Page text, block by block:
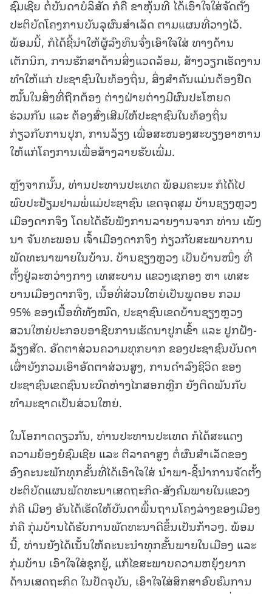
ຊົມເຊີຍ ຕໍ່ບັນດາບໍລິສັດ ກໍຄື ຂາຫຸ້ນທີ່ ໄດ້ເອົາໃຈໃສ່ຈັດຕັ້ງ
ປະຕິບັດໂຄງການບັນລຸຜົນສໍາເລັດ ຕາມແຜນທີ່ວາງໄວ້.
ພ້ອມນີ້, ກໍໄດ້ຊີ້ນໍາໃຫ້ຜູ້ລົງທຶນຈົ່ງເອົາໃຈໃສ່ ທາງດ້ານ
ເຕັກນິກ, ການຮັກສາດ້ານສິ່ງແວດລ້ອມ, ສ້າງວຽກເຮັດງານ
ທໍາໃຫ້ແກ່ ປະຊາຊົນໃນທ້ອງຖິ່ນ, ສິ່ງສໍາຄັນແມ່ນຕ້ອງຢຶດ
ໝັ້ນໃນສິ່ງທີ່ຖືກຕ້ອງ ຕ່າງຝ່າຍຕ່າງມີຜົນປະໂຫຍດ
ຮ່ວມກັນ ແລະ ຕ້ອງສົ່ງເສີມໃຫ້ປະຊາຊົນໃນທ້ອງຖິ່ນ
ກ່ຽວກັບການປຸກ, ການລ້ຽງ ເພື່ອສະໜອງສະບຽງອາຫານ
ໃຫ້ແກ່ໂຄງການເພື່ອສ້າງລາຍຮັບເພີ່ມ.
ຫຼັງຈາກນັ້ນ, ທ່ານປະທານປະເທດ ພ້ອມຄະນະ ກໍໄດ້ໄປ
ພົບປະຢ້ຽມຢາມພໍ່ແມ່ປະຊາຊົນ ເຂດຈຸດສຸມ ບ້ານຊຽງຫຼວງ
ເມືອງດາກຈຶງ ໂດຍໄດ້ຮັບຟັງການລາຍງານຈາກ ທ່ານ ເພັງ
ນາ ຈັນທະພອນ ເຈົ້າເມືອງດາກຈຶງ ກ່ຽວກັບສະພາບການ
ພັດທະນາພາຍໃນບ້ານ. ບ້ານຊຽງຫຼວງ ເປັນບ້ານໜຶ່ງ ທີ່
ຕັ້ງຢູ່ລະຫວ່າງກາງ ເທສະບານ ແຂວງເຊກອງ ຫາ ເທສະ
ບານເມືອງດາກຈຶງ, ເນື້ອທີ່ສ່ວນໃຫຍ່ເປັນພູດອຍ ກວມ
95% ຂອງເນື້ອທີ່ທັງໝົດ, ປະຊາຊົນເຂດບ້ານຊຽງຫຼວງ
ສວນໃຫຍ່ປະກອບອາຊີບການເຮັດນາປູກເຂົ້າ ແລະ ປູກຝັງ-
ລ້ຽງສັດ. ອັດຕາສ່ວນຄວາມທຸກຍາກ ຂອງປະຊາຊົນບັນດາ
ເຜົ່າຍັງກວມເອົາອັດຕາສ່ວນສູງ, ການດໍາລົງຊີວິດ ຂອງ
ປະຊາຊົນເຂດຊົນນະບົດຫ່າງໄກສອກຫຼີກ ຍັງຕິດພັນກັບ
ທຳມະຊາດເປັນສ່ວນໃຫຍ່.
ໃນໂອກາດດຽວກັນ, ທ່ານປະທານປະເທດ ກໍໄດ້ສະແດງ
ຄວາມຍ້ອງຍໍຊົມເຊີຍ ແລະ ຕີລາຄາສູງ ຕໍ່ຜົນສໍາເລັດຂອງ
ອົງຄະນະພັກທຸກຂັ້ນທີ່ໄດ້ເອົາໃຈໃສ່ ນໍາພາ-ຊີ້ນໍາການຈັດຕັ້ງ
ປະຕິບັດແຜນພັດທະນາເສດຖະກິດ-ສັງຄົມພາຍໃນແຂວງ
ກໍຄື ເມືອງ ອັນໄດ້ເຮັດໃຫ້ບັນດາພື້ນຖານໂຄງລ່າງຂອງເມືອງ
ກໍຄື ກຸ່ມບ້ານໄດ້ຮັບການພັດທະນາດີຂຶ້ນເປັນກ້າວໆ. ພ້ອມ
ນີ້, ທ່ານຍັງໄດ້ເນັ້ນໃຫ້ຄະນະນໍາທຸກຂັ້ນພາຍໃນເມືອງ ແລະ
ກຸ່ມບ້ານ ເອົາໃຈໃສ່ຊຸກຍູ້, ແກ້ໄຂສະພາບຄວາມຫຍຸ້ງຍາກ
ດ້ານເສດຖະກິດ ໃນປັດຈຸບັນ, ເອົາໃຈໃສ່ສຶກສາອົບຮົມການ